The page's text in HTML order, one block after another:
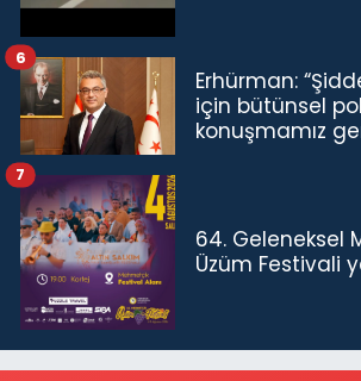
Erhürman:
için bütünsel
konuşmamız
6
64. Geleneksel
Üzüm Festivali
7